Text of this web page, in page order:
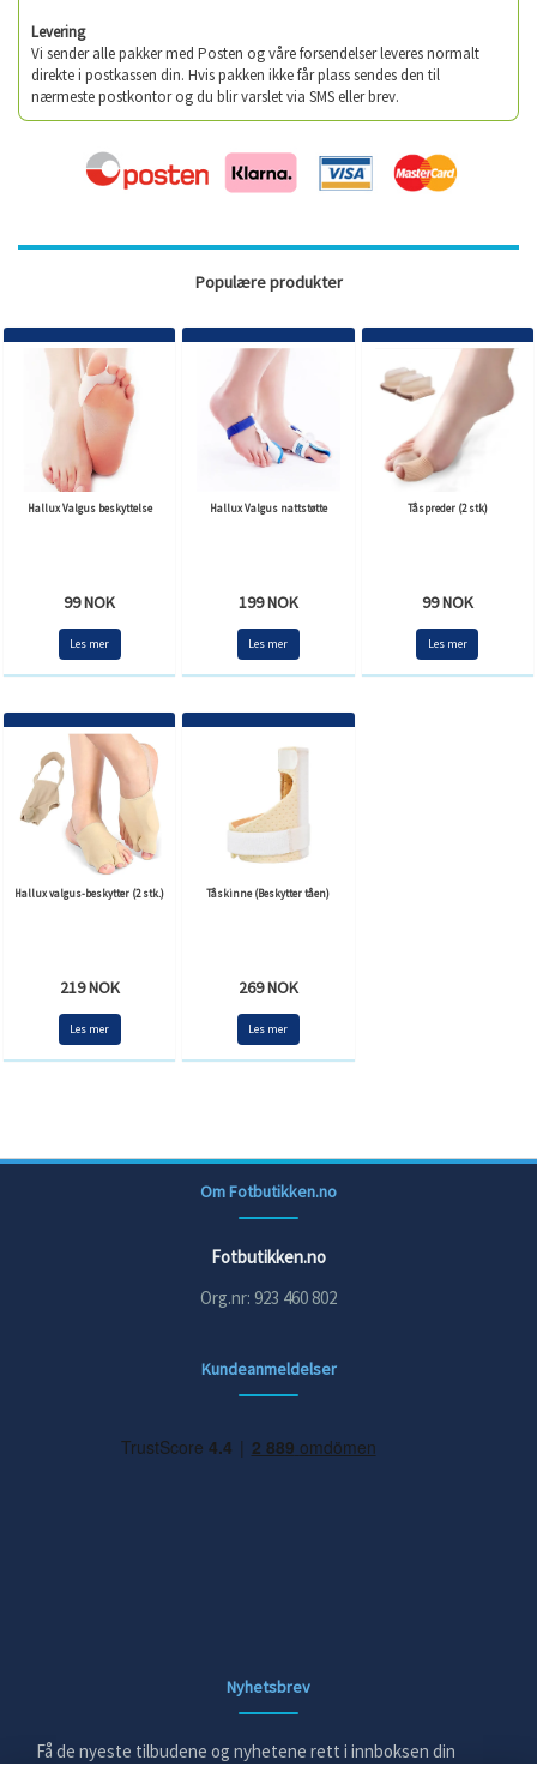
Levering
Vi sender alle pakker med Posten og våre forsendelser leveres normalt
direkte i postkassen din. Hvis pakken ikke får plass sendes den til
nærmeste postkontor og du blir varslet via SMS eller brev.
Populære produkter
Hallux Valgus beskyttelse
99 NOK
Les mer
Hallux Valgus nattstøtte
199 NOK
Les mer
Tåspreder (2 stk)
99 NOK
Les mer
Hallux valgus-beskytter (2 stk.)
219 NOK
Les mer
Tåskinne (Beskytter tåen)
269 NOK
Les mer
Om Fotbutikken.no
Fotbutikken.no
Org.nr: 923 460 802
Kundeanmeldelser
Nyhetsbrev
Få de nyeste tilbudene og nyhetene rett i innboksen din